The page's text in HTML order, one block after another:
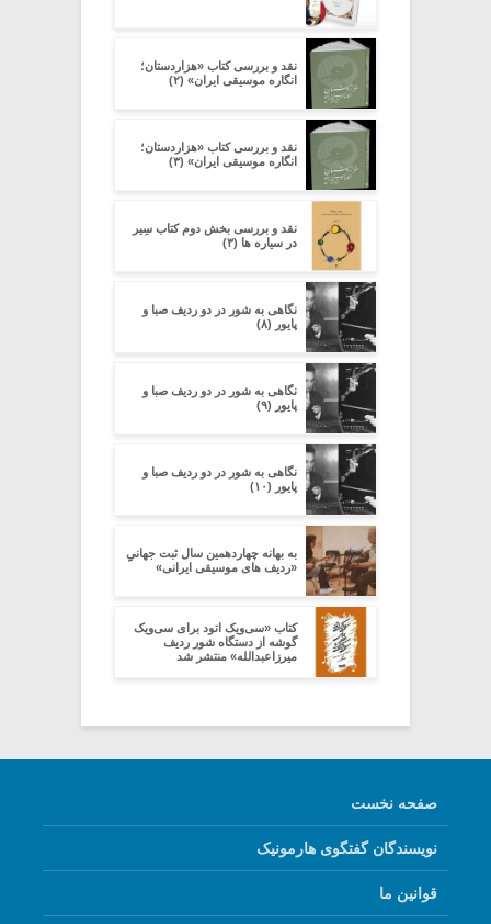
نقد و بررسی کتاب «هزاردستان؛
انگاره موسیقی ایران» (۲)
نقد و بررسی کتاب «هزاردستان؛
انگاره موسیقی ایران» (۳)
نقد و بررسی بخش دوم کتاب سِیر
در سیاره ­ها (۳)
نگاهی به شور در دو ردیف صبا و
پایور (۸)
نگاهی به شور در دو ردیف صبا و
پایور (۹)
نگاهی به شور در دو ردیف صبا و
پایور (۱۰)
به بهانه چهاردهمین سال ثبت جهانیِِ
«ردیف های موسیقی ایرانی»
کتاب «سی‌ویک اتود برای سی‌ویک
گوشه از دستگاه شور ردیف
میرزاعبدالله» منتشر شد
صفحه نخست
نویسندگان گفتگوی هارمونیک
قوانین ما